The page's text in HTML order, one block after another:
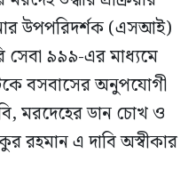
উপপরিদর্শক (এসআই)
৯৯৯-এর মাধ্যমে
বসবাসের অনুপযোগী
মরদেহের ডান চোখ ও
রহমান এ দাবি অস্বীকার